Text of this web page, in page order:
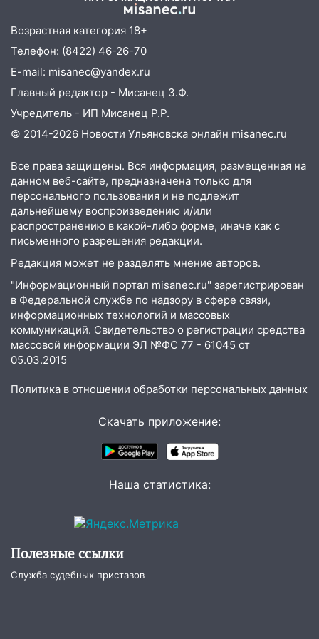
судить за неуплату 48,4 млн рублей
налогов
09:28 Дети на дорогах: пострадали
велосипедисты, мотоциклисты и
пешеходы. Обзор крупных аварий в
Ульяновской области
08:30 Поджог со свечой, 16 сгоревших
07:50 Какая погоды будет днем 8
августа
06:45 Императорский мост в
Ульяновске останется закрытым до
утра 10 августа
05:18
Судьба готовит сюрприз: гороскоп
на 8 августа — кому повезет с
деньгами, а кого ждет неожиданная
встреча
04:47
В Ульяновской области объявили
ракетную опасность: звучат сирены
07.08.2026
купить тракторы с отсрочкой платежа
В следственном управлении
состоялось торжественное
мероприятие, приуроченное к
следствия Российской Федерации
19:30 Ульяновцев приглашают
на фестивале «ФормАРТ»
Возрастная категория 18+
Телефон: (8422) 46-26-70
E-mail: misanec@yandex.ru
Главный редактор - Мисанец З.Ф.
Учредитель - ИП Мисанец Р.Р.
© 2014-2026 Новости Ульяновска онлайн misanec.ru
Все права защищены. Вся информация, размещенная на
данном веб-сайте, предназначена только для
персонального пользования и не подлежит
дальнейшему воспроизведению и/или
распространению в какой-либо форме, иначе как с
письменного разрешения редакции.
Редакция может не разделять мнение авторов.
"Информационный портал misanec.ru" зарегистрирован
в Федеральной службе по надзору в сфере связи,
информационных технологий и массовых
коммуникаций. Свидетельство о регистрации средства
массовой информации ЭЛ №ФС 77 - 61045 от
05.03.2015
Политика в отношении обработки персональных данных
Скачать приложение:
Наша статистика:
Полезные ссылки
Служба судебных приставов